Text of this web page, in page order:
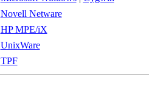
Novell Netware
HP MPE/iX
UnixWare
TPF